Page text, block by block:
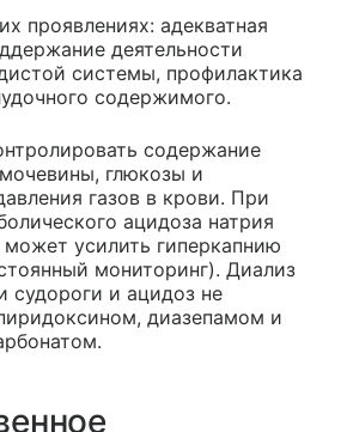
проявлениях: адекватная
деятельности
системы, профилактика
содержимого.
содержание
глюкозы и
газов в крови. При
ацидоза натрия
может усилить гиперкапнию
мониторинг). Диализ
судороги и ацидоз не
диазепамом и